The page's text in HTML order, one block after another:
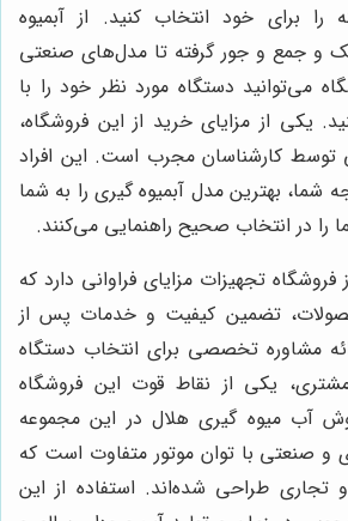
را برای خود انتخاب کنید. از آبمیوه
و جمع و جور گرفته تا مدل‌های صنعتی
می‌توانید دستگاه مورد نظر خود را با
یکی از مزایای خرید از این فروشگاه،
توسط کارشناسان مجرب است. این افراد
شما، بهترین مدل آبمیوه گیری را به شما
را در انتخاب صحیح راهنمایی می‌کنند.
تجهیزات مزایای فراوانی دارد که
تضمین کیفیت و خدمات پس از
مشاوره تخصصی برای انتخاب دستگاه
یکی از نقاط قوت این فروشگاه
آب میوه گیری هلال در این مجموعه
و صنعتی با توان موتور متفاوت است که
طراحی شده‌اند. استفاده از این